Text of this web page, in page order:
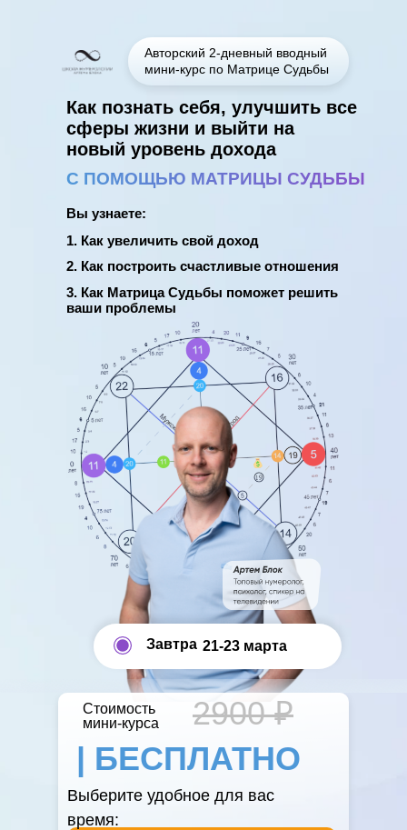
Стоимость
мини-курса
Авторский 2-дневный вводный
мини-курс по Матрице Судьбы
С ПОМОЩЬЮ МАТРИЦЫ СУДЬБЫ
2900 ₽
| БЕСПЛАТНО
Выберите удобное для вас
время:
21-23 марта
Завтра
Вы узнаете:
1. Как увеличить свой доход
2. Как построить счастливые отношения
3. Как Матрица Судьбы поможет решить
ваши проблемы
Как познать себя, улучшить все
сферы жизни и выйти на
новый уровень дохода
Выберите удобное для вас
время и получите бонус
Стоимость
2900 ₽
| БЕСПЛАТНО
ПРИНЯТЬ УЧАСТИЕ В 19.00
ПРИНЯТЬ УЧАСТИЕ В 15.00
ПРИНЯТЬ УЧАСТИЕ В 19.00
ПРИНЯТЬ УЧАСТИЕ В 19.00
МСК